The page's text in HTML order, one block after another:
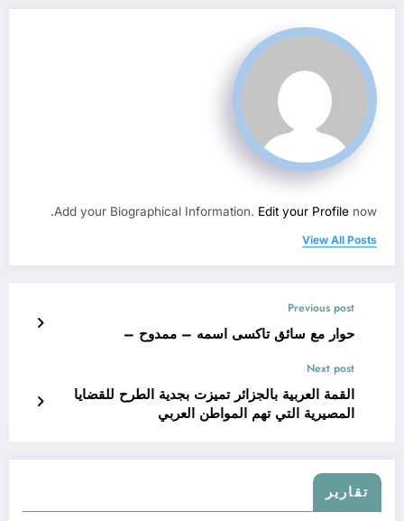
Add your Biographical Information. Edit your Profile now.
View All Posts
Previous post
حوار مع سائق تاكسى اسمه – ممدوح –
Next post
القمة العربية بالجزائر تميزت بجدية الطرح للقضايا
المصيرية التي تهم المواطن العربي
تقارير